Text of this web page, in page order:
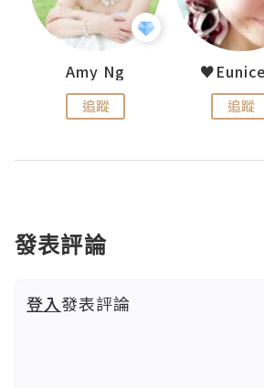
Amy Ng
追蹤 追蹤
發表評論
登入發表評論